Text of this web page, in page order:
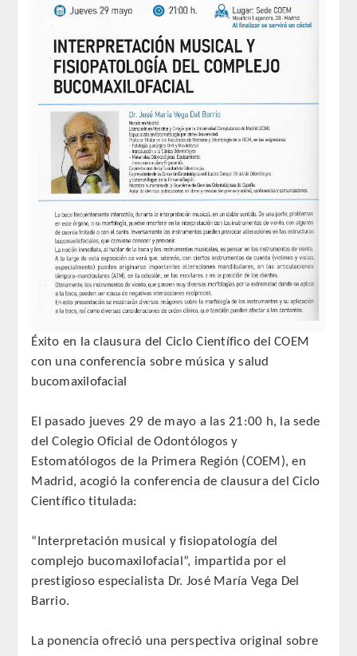
ACADEMICOS
SECCIONES
CIENCIAS BASICAS MEDICAS
AFINES A LA ODONTOLOGIA
HUMANIDADES Y CIENCIAS
MEDICO-JURIDICAS
PREVENCION,PROMOCION DE LA
SALUD Y GESTION NUEVAS
TECNOLOGIAS SANITARIAS
ESTOMATOLOGIA MEDICO-
QUIRURGICA
ODONTOLOGIA CONSERVADORA
NÚMERO
Alfabético
CORRESPONDIENTES
SUPERNUMERARIOS
HONOR
Éxito en la clausura del Ciclo Científico del COEM
con una conferencia sobre música y salud
bucomaxilofacial
El pasado jueves 29 de mayo a las 21:00 h, la sede
del Colegio Oficial de Odontólogos y
Estomatólogos de la Primera Región (COEM), en
Madrid, acogió la conferencia de clausura del Ciclo
Científico titulada:
“Interpretación musical y fisiopatología del
complejo bucomaxilofacial”, impartida por el
prestigioso especialista Dr. José María Vega Del
Barrio.
La ponencia ofreció una perspectiva original sobre